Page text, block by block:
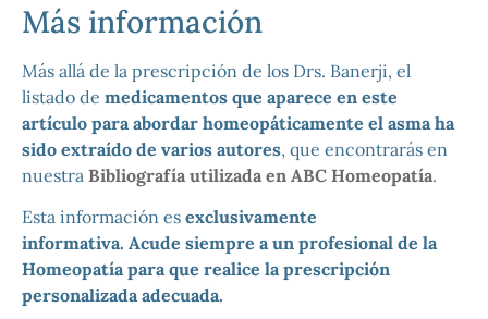
Más información
Más allá de la prescripción de los Drs. Banerji, el
listado de medicamentos que aparece en este
artículo para abordar homeopáticamente el asma ha
sido extraído de varios autores, que encontrarás en
nuestra Bibliografía utilizada en ABC Homeopatía.
Esta información es exclusivamente
informativa. Acude siempre a un profesional de la
Homeopatía para que realice la prescripción
personalizada adecuada.